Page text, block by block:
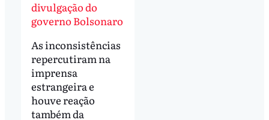
divulgação do
governo Bolsonaro
As inconsistências
repercutiram na
imprensa
estrangeira e
houve reação
também da